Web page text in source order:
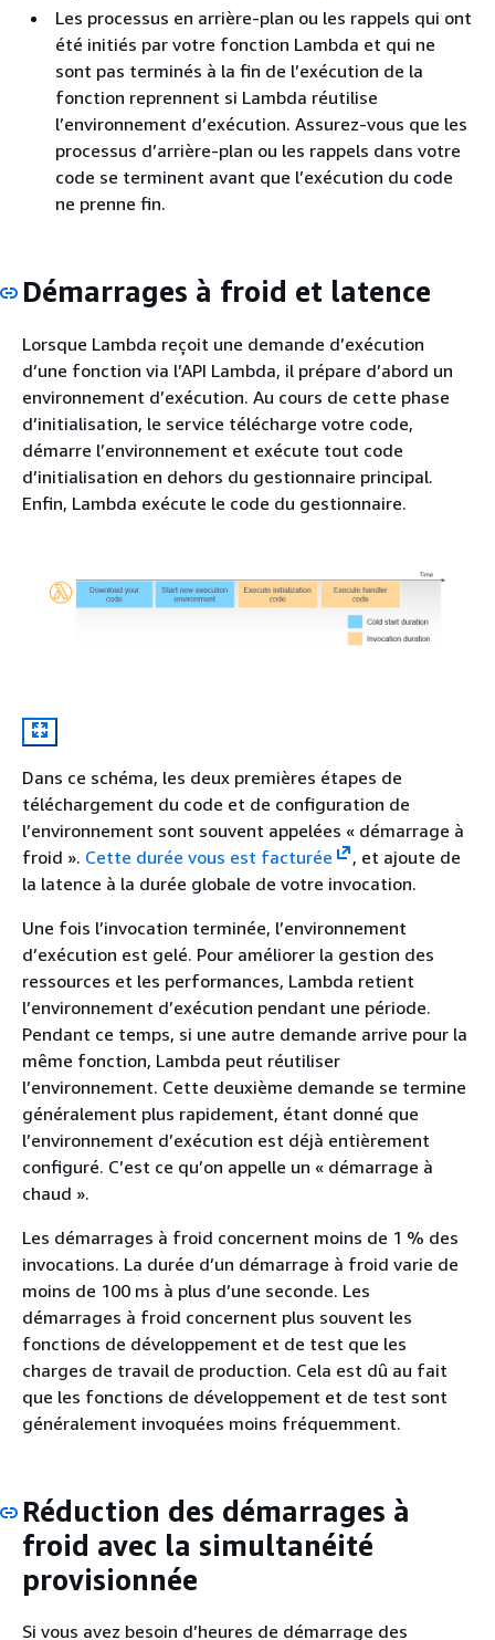
Les processus en arrière-plan ou les rappels qui ont
été initiés par votre fonction Lambda et qui ne
sont pas terminés à la fin de l’exécution de la
fonction reprennent si Lambda réutilise
l’environnement d’exécution. Assurez-vous que les
processus d’arrière-plan ou les rappels dans votre
code se terminent avant que l’exécution du code
ne prenne fin.
Démarrages à froid et latence
Lorsque Lambda reçoit une demande d’exécution
d’une fonction via l’API Lambda, il prépare d’abord un
environnement d’exécution. Au cours de cette phase
d’initialisation, le service télécharge votre code,
démarre l’environnement et exécute tout code
d’initialisation en dehors du gestionnaire principal.
Enfin, Lambda exécute le code du gestionnaire.
Dans ce schéma, les deux premières étapes de
téléchargement du code et de configuration de
l’environnement sont souvent appelées « démarrage à
froid ». Cette durée vous est facturée
, et ajoute de
la latence à la durée globale de votre invocation.
Une fois l’invocation terminée, l’environnement
d’exécution est gelé. Pour améliorer la gestion des
ressources et les performances, Lambda retient
l’environnement d’exécution pendant une période.
Pendant ce temps, si une autre demande arrive pour la
même fonction, Lambda peut réutiliser
l’environnement. Cette deuxième demande se termine
généralement plus rapidement, étant donné que
l’environnement d’exécution est déjà entièrement
configuré. C’est ce qu’on appelle un « démarrage à
chaud ».
Les démarrages à froid concernent moins de 1 % des
invocations. La durée d’un démarrage à froid varie de
moins de 100 ms à plus d’une seconde. Les
démarrages à froid concernent plus souvent les
fonctions de développement et de test que les
charges de travail de production. Cela est dû au fait
que les fonctions de développement et de test sont
généralement invoquées moins fréquemment.
Réduction des démarrages à
froid avec la simultanéité
provisionnée
Si vous avez besoin d’heures de démarrage des